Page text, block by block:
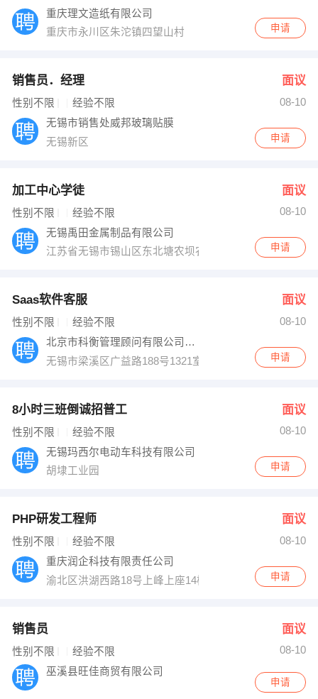
重庆理文造纸有限公司
重庆市永川区朱沱镇四望山村
申请
销售员．经理 面议
性别不限 经验不限
08-10
无锡市销售处威邦玻璃贴膜
无锡新区
申请
加工中心学徒 面议
性别不限 经验不限
08-10
无锡禹田金属制品有限公司
江苏省无锡市锡山区东北塘农坝农新路132-2号
申请
Saas软件客服 面议
性别不限 经验不限
08-10
北京市科衡管理顾问有限公司无锡分公司
无锡市梁溪区广益路188号1321室
申请
8小时三班倒诚招普工 面议
性别不限 经验不限
08-10
无锡玛西尔电动车科技有限公司
胡埭工业园
申请
PHP研发工程师 面议
性别不限 经验不限
08-10
重庆润企科技有限责任公司
渝北区洪湖西路18号上峰上座14楼
申请
销售员 面议
性别不限 经验不限
08-10
巫溪县旺佳商贸有限公司
申请